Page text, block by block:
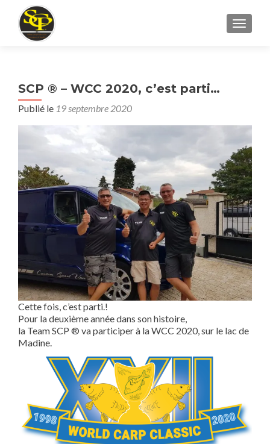
SCP ® – WCC 2020, c’est parti…
Publié le 19 septembre 2020
Cette fois, c’est parti.!
Pour la deuxième année dans son histoire,
la Team SCP ® va participer à la WCC 2020, sur le lac de
Madine.